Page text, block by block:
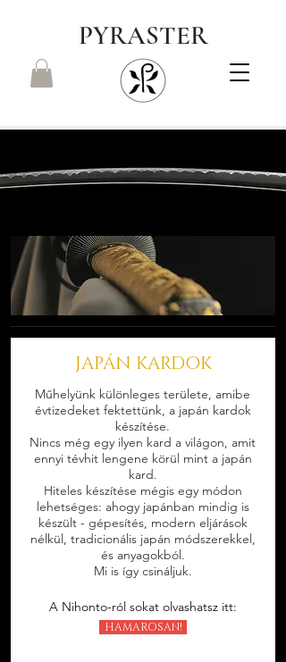
PYRASTER
JAPÁN KARDOK
Műhelyünk különleges területe, amibe
évtizedeket fektettünk, a japán kardok
készítése.
Nincs még egy ilyen kard a világon, amit
ennyi tévhit lengene körül mint a japán
kard.
Hiteles készítése mégis egy módon
lehetséges: ahogy japánban mindig is
készült - gépesítés, modern eljárások
nélkül, tradicionális japán módszerekkel,
és anyagokból.
Mi is így csináljuk.
A Nihonto-ról sokat olvashatsz itt:
HAMAROSAN!